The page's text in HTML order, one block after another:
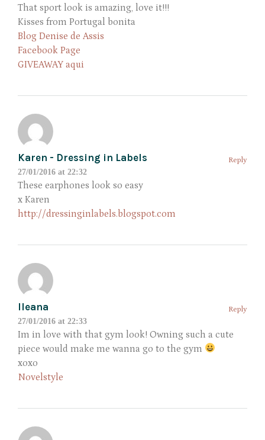
That sport look is amazing, love it!!!
Kisses from Portugal bonita
Blog Denise de Assis
Facebook Page
GIVEAWAY aqui
Karen - Dressing in Labels
27/01/2016 at 22:32
Reply
These earphones look so easy
x Karen
http://dressinginlabels.blogspot.com
Ileana
27/01/2016 at 22:33
Reply
Im in love with that gym look! Owning such a cute
piece would make me wanna go to the gym
xoxo
Novelstyle